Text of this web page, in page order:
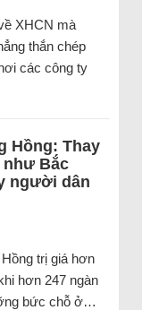
XHCN mà
thắn chép
các công ty
Hồng: Thay
Bắc
người dân
trị giá hơn
hơn 247 ngàn
bức chỗ ở…